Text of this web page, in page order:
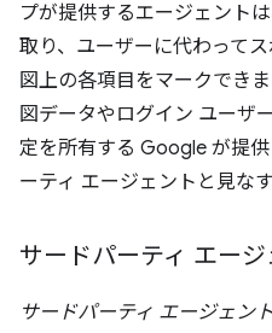
プが提供するエージェント
取り、ユーザーに代わって
図上の各項目をマークでき
図データやログイン ユーザ
定を所有する Google が提
ーティ エージェントと見な
サードパーティ エージ
サードパーティ エージェント